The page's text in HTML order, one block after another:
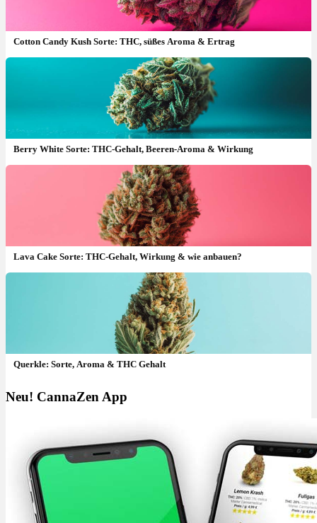
Cotton Candy Kush Sorte: THC, süßes Aroma & Ertrag
Berry White Sorte: THC-Gehalt, Beeren-Aroma & Wirkung
Lava Cake Sorte: THC-Gehalt, Wirkung & wie anbauen?
Querkle: Sorte, Aroma & THC Gehalt
Neu! CannaZen App